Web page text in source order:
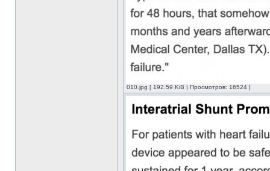
010.jpg [ 192.59 KiB | Просмотров: 16524 ]